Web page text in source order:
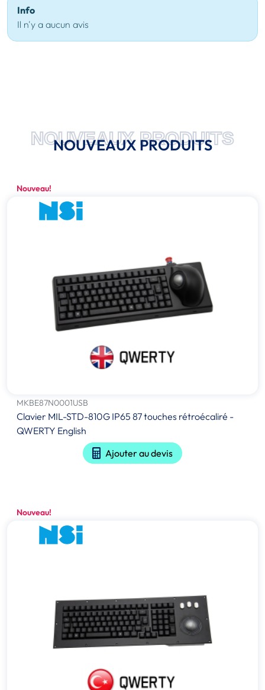
Info
Il n'y a aucun avis
NOUVEAUX PRODUITS
NOUVEAUX PRODUITS
Nouveau!
MKBE87N0001USB
Clavier MIL-STD-810G IP65 87 touches rétroécaliré -
QWERTY English
Ajouter au devis
Nouveau!